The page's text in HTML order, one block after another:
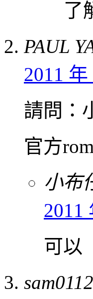
了
PAUL
2011
請問：
官方
小布
2011
可以
sam0112